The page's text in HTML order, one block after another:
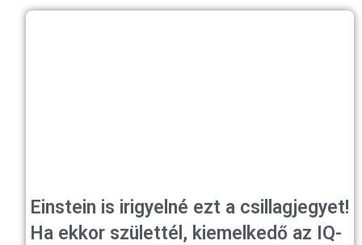
Einstein is irigyelné ezt a csillagjegyet!
Ha ekkor születtél, kiemelkedő az IQ-